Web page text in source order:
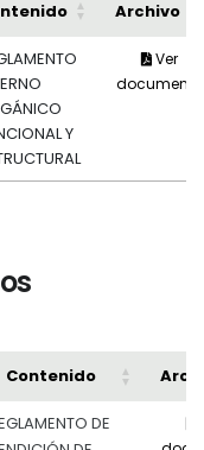
Archivo
Y
Ver
documento
Contenido
DE